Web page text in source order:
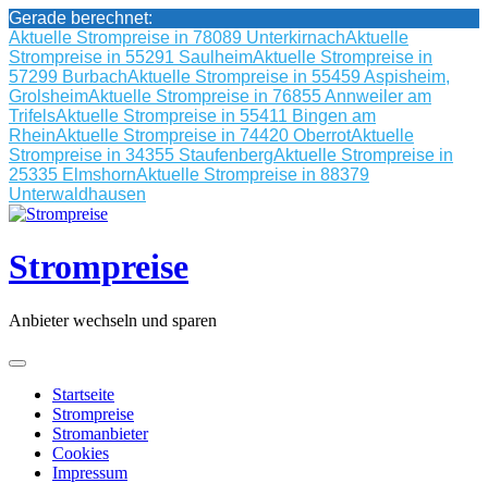
Gerade berechnet:
Aktuelle Strompreise in 78089 UnterkirnachAktuelle
Strompreise in 55291 SaulheimAktuelle Strompreise in
57299 BurbachAktuelle Strompreise in 55459 Aspisheim,
GrolsheimAktuelle Strompreise in 76855 Annweiler am
TrifelsAktuelle Strompreise in 55411 Bingen am
RheinAktuelle Strompreise in 74420 OberrotAktuelle
Strompreise in 34355 StaufenbergAktuelle Strompreise in
25335 ElmshornAktuelle Strompreise in 88379
Unterwaldhausen
Skip
content
Strompreise
Anbieter wechseln und sparen
Startseite
Strompreise
Stromanbieter
Cookies
Impressum